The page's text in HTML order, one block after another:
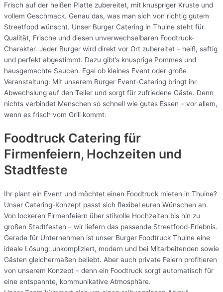
Frisch auf der heißen Platte zubereitet, mit knuspriger Kruste und
vollem Geschmack. Genau das, was man sich von richtig gutem
Streetfood wünscht. Unser Burger Catering in Thuine steht für
Qualität, Frische und diesen unverwechselbaren Foodtruck-
Charakter. Jeder Burger wird direkt vor Ort zubereitet – heiß, saftig
und perfekt abgestimmt. Dazu gibt’s knusprige Pommes und
hausgemachte Saucen. Egal ob kleines Event oder große
Veranstaltung: Mit unserem Burger Event-Catering bringt ihr
Abwechslung auf den Teller und sorgt für zufriedene Gäste. Denn
nichts verbindet Menschen so schnell wie gutes Essen – vor allem,
wenn es frisch vom Grill kommt.
Foodtruck Catering für
Firmenfeiern, Hochzeiten und
Stadtfeste
Ihr plant ein Event und möchtet einen Foodtruck mieten in Thuine?
Unser Catering-Konzept passt sich flexibel euren Wünschen an.
Von lockeren Firmenfeiern über stilvolle Hochzeiten bis hin zu
großen Stadtfesten – wir liefern das passende Streetfood-Erlebnis.
Gerade für Unternehmen ist unser Burger Foodtruck Thuine eine
ideale Lösung: unkompliziert, modern und bei Mitarbeitenden sowie
Gästen gleichermaßen beliebt. Aber auch private Feiern profitieren
von unserem Konzept – denn ein Foodtruck sorgt automatisch für
eine entspannte, kommunikative Atmosphäre.